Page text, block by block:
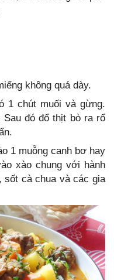
không quá dày.
1 chút muối và gừng.
đó đổ thịt bò ra rổ
1 muỗng canh bơ hay
xào chung với hành
sốt cà chua và các gia